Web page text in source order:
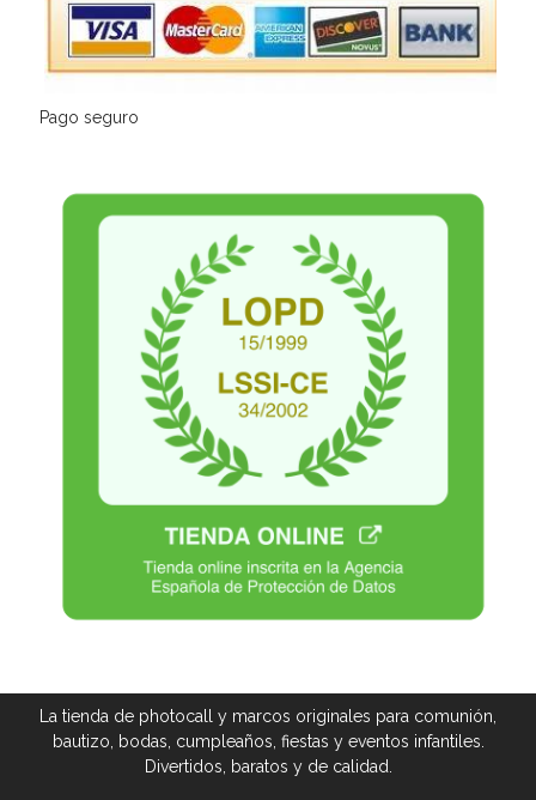
Pago seguro
La tienda de photocall y marcos originales para comunión,
bautizo, bodas, cumpleaños, fiestas y eventos infantiles.
Divertidos, baratos y de calidad.